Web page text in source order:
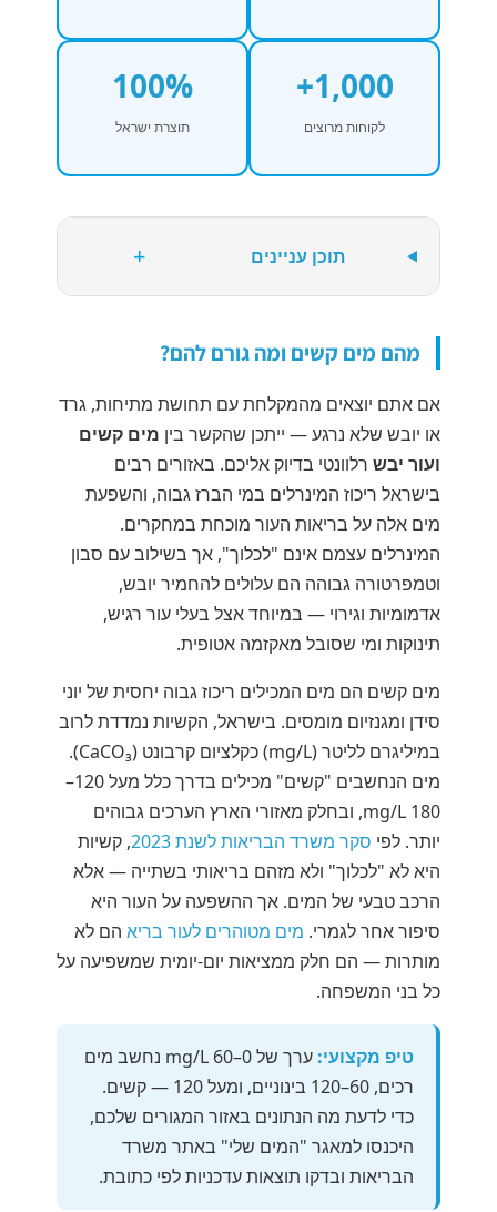
1,000+
לקוחות מרוצים
100%
תוצרת ישראל
תוכן עניינים +
מהם מים קשים ומה גורם להם?
אם אתם יוצאים מהמקלחת עם תחושת מתיחות, גרד
או יובש שלא נרגע — ייתכן שהקשר בין מים קשים
ועור יבש רלוונטי בדיוק אליכם. באזורים רבים
בישראל ריכוז המינרלים במי הברז גבוה, והשפעת
מים אלה על בריאות העור מוכחת במחקרים.
המינרלים עצמם אינם "לכלוך", אך בשילוב עם סבון
וטמפרטורה גבוהה הם עלולים להחמיר יובש,
אדמומיות וגירוי — במיוחד אצל בעלי עור רגיש,
תינוקות ומי שסובל מאקזמה אטופית.
מים קשים הם מים המכילים ריכוז גבוה יחסית של יוני
סידן ומגנזיום מומסים. בישראל, הקשיות נמדדת לרוב
במיליגרם לליטר (mg/L) כקלציום קרבונט (CaCO₃).
מים הנחשבים "קשים" מכילים בדרך כלל מעל 120–
180 mg/L, ובחלק מאזורי הארץ הערכים גבוהים
יותר. לפי סקר משרד הבריאות לשנת 2023
, קשיות
היא לא "לכלוך" ולא מזהם בריאותי בשתייה — אלא
הרכב טבעי של המים. אך ההשפעה על העור היא
סיפור אחר לגמרי. מים מטוהרים לעור בריא הם לא
מותרות — הם חלק ממציאות יום-יומית שמשפיעה על
כל בני המשפחה.
טיפ מקצועי:
ערך של 0–60 mg/L נחשב מים
רכים, 60–120 בינוניים, ומעל 120 — קשים.
כדי לדעת מה הנתונים באזור המגורים שלכם,
היכנסו למאגר "המים שלי" באתר משרד
הבריאות ובדקו תוצאות עדכניות לפי כתובת.